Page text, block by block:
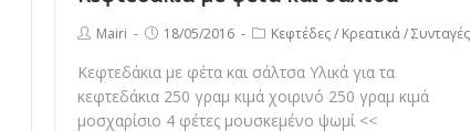
PostMairi
Post18/05/2016
PostΚεφτέδες/ Κρεατικά/Συνταγές
Κεφτεδάκια με φέτα και σάλτσα Υλικά για τα
κεφτεδάκια 250 γραμ κιμά χοιρινό 250 γραμ κιμά
μοσχαρίσιο 4 φέτες μουσκεμένο ψωμί <<